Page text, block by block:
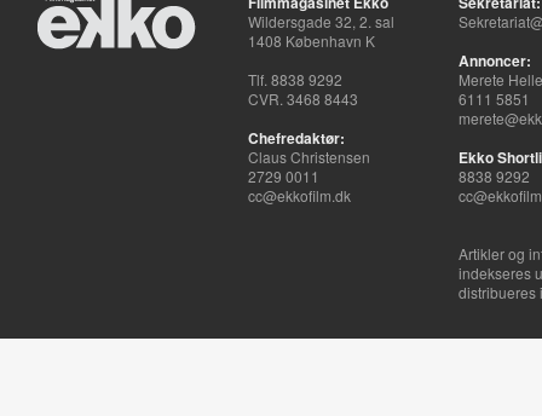
Wildersgade 32, 2. sal
1408 København K
Tlf. 8838 9292
CVR. 3468 8443
Chefredaktør:
Claus Christensen
2729 0011
cc@ekkofilm.dk
Annoncer:
Merete
6111 5851
Ekko
8838 9292
Artikler og
indekseres
distribueres